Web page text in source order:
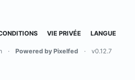
VIE PRIVÉE LANGUE
· Powered by Pixelfed · v0.12.7